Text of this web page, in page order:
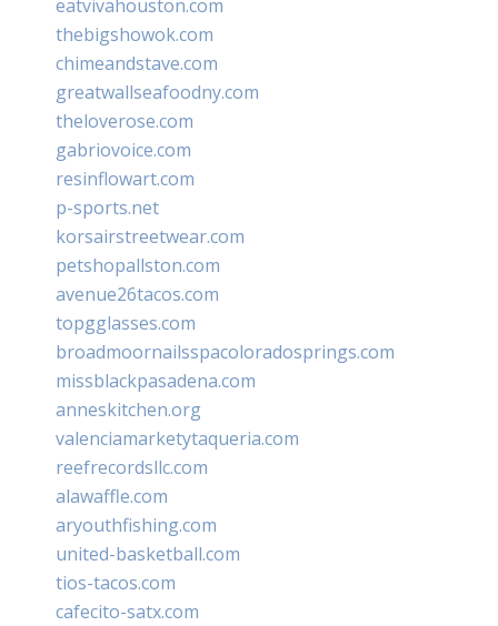
eatvivahouston.com
thebigshowok.com
chimeandstave.com
greatwallseafoodny.com
theloverose.com
gabriovoice.com
resinflowart.com
p-sports.net
korsairstreetwear.com
petshopallston.com
avenue26tacos.com
topgglasses.com
broadmoornailsspacoloradosprings.com
missblackpasadena.com
anneskitchen.org
valenciamarketytaqueria.com
reefrecordsllc.com
alawaffle.com
aryouthfishing.com
united-basketball.com
tios-tacos.com
cafecito-satx.com